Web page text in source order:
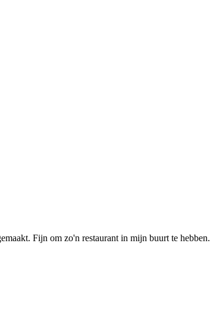
Fijn om zo'n restaurant in mijn buurt te hebben.